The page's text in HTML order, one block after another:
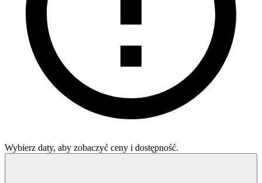
Wybierz daty, aby zobaczyć ceny i dostępność.